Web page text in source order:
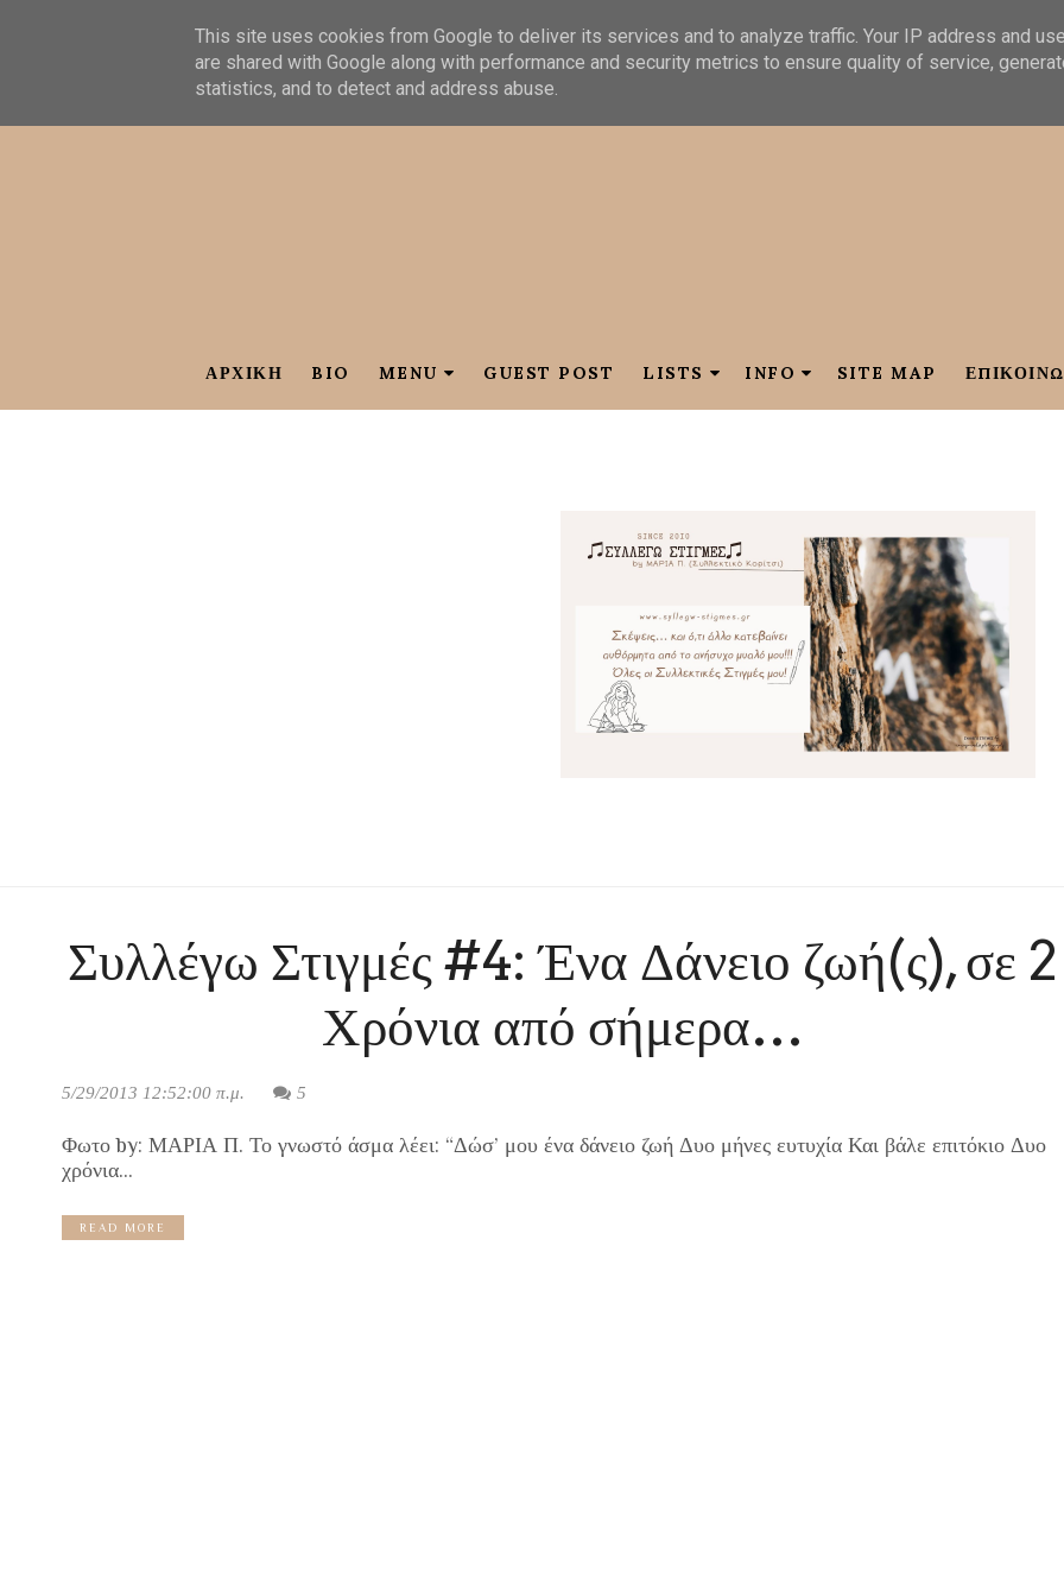
ΑΡΧΙΚΗ BIO MENU GUEST POST LISTS INFO SITE MAP
Συλλέγω Στιγμές #4: Ένα Δάνειο ζωή(ς), σε 2
Χρόνια από σήμερα…
5/29/2013 12:52:00 π.μ. 5
Φωτο by: ΜΑΡΙΑ Π. Το γνωστό άσμα λέει: “Δώσ’ μου ένα δάνειο ζωή Δυο μήνες ευτυχία Και βάλε επιτόκιο Δυο
χρόνια...
READ MORE
This site uses cookies from Google to deliver its services and to analyze traffic. Your IP address and
are shared with Google along with performance and security metrics to ensure quality of service,
statistics, and to detect and address abuse.